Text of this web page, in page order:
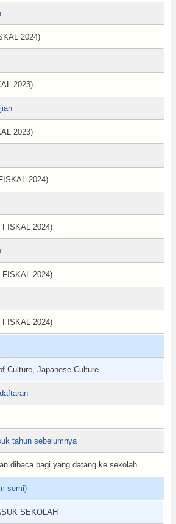
2024)
2023)
2023)
2024)
FISKAL 2024)
FISKAL 2024)
FISKAL 2024)
Culture, Japanese Culture
tahun sebelumnya
dibaca bagi yang datang ke sekolah
semi)
SEKOLAH